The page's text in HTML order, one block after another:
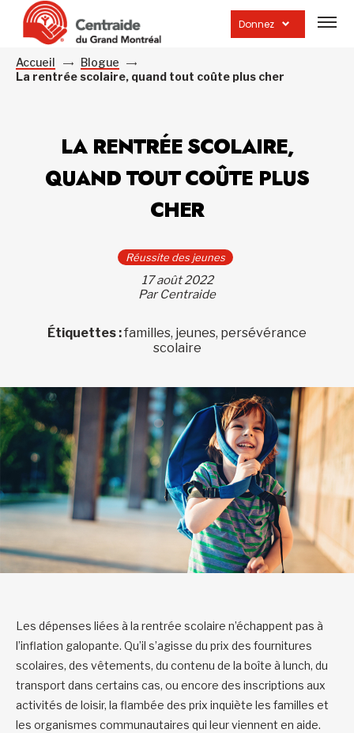
Donnez
la
Accueil
Blogue
La rentrée scolaire, quand tout coûte plus cher
LA RENTRÉE SCOLAIRE,
QUAND TOUT COÛTE PLUS
CHER
Réussite des jeunes
17 août 2022
Par Centraide
Étiquettes :familles, jeunes, persévérance
scolaire
Les dépenses liées à la rentrée scolaire n’échappent pas à
l’inflation galopante. Qu’il s’agisse du prix des fournitures
scolaires, des vêtements, du contenu de la boîte à lunch, du
transport dans certains cas, ou encore des inscriptions aux
activités de loisir, la flambée des prix inquiète les familles et
les organismes communautaires qui leur viennent en aide.